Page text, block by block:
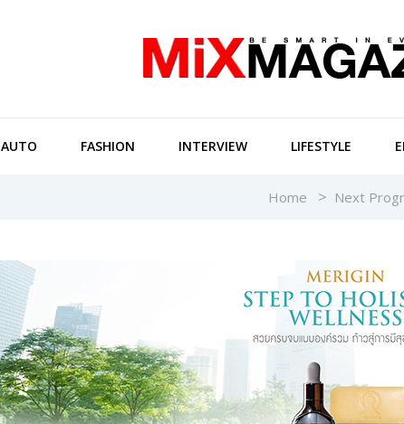
AUTO FASHION INTERVIEW LIFESTYLE
Home Next